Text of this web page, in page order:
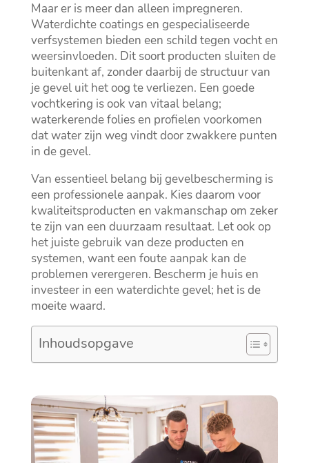
Maar er is meer dan alleen impregneren.​
Waterdichte coatings en gespecialiseerde
verfsystemen bieden een schild tegen vocht en
weersinvloeden.​ Dit soort producten sluiten de
buitenkant af, zonder daarbij de structuur van
je gevel uit het oog te verliezen.​ Een goede
vochtkering is ook van vitaal belang;
waterkerende folies en profielen voorkomen
dat water zijn weg vindt door zwakkere punten
in de gevel.​
Van essentieel belang bij gevelbescherming is
een professionele aanpak.​ Kies daarom voor
kwaliteitsproducten en vakmanschap om zeker
te zijn van een duurzaam resultaat.​ Let ook op
het juiste gebruik van deze producten en
systemen, want een foute aanpak kan de
problemen verergeren.​ Bescherm je huis en
investeer in een waterdichte gevel; het is de
moeite waard.​
Inhoudsopgave